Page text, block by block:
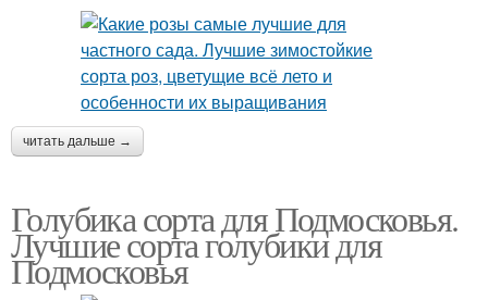
читать дальше →
Голубика сорта для Подмосковья.
Лучшие сорта голубики для
Подмосковья